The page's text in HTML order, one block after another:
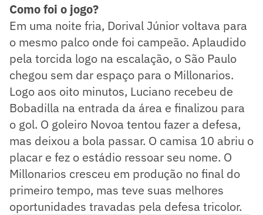
Como foi o jogo?
Em uma noite fria, Dorival Júnior voltava para
o mesmo palco onde foi campeão. Aplaudido
pela torcida logo na escalação, o São Paulo
chegou sem dar espaço para o Millonarios.
Logo aos oito minutos, Luciano recebeu de
Bobadilla na entrada da área e finalizou para
o gol. O goleiro Novoa tentou fazer a defesa,
mas deixou a bola passar. O camisa 10 abriu o
placar e fez o estádio ressoar seu nome. O
Millonarios cresceu em produção no final do
primeiro tempo, mas teve suas melhores
oportunidades travadas pela defesa tricolor.